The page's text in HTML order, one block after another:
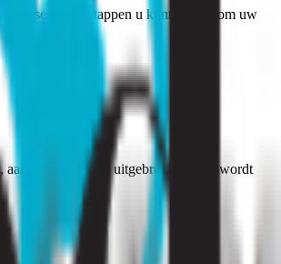
plaatse welke stappen u kunt nemen om uw
er geen uitgebreid rapport wordt